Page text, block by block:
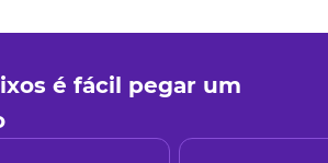
é fácil pegar um